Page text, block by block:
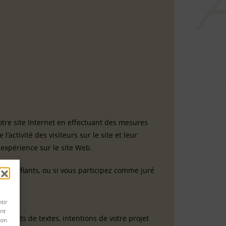
site Internet en effectuant des mesures
l’activité des visiteurs sur le site et leur
sur le site Web.
certifiants, ou si vous participez comme juré
de textes, intentions de votre projet